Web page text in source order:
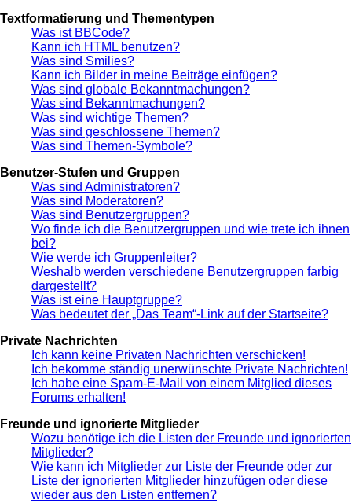
Textformatierung und Thementypen
Was ist BBCode?
Kann ich HTML benutzen?
Was sind Smilies?
Kann ich Bilder in meine Beiträge einfügen?
Was sind globale Bekanntmachungen?
Was sind Bekanntmachungen?
Was sind wichtige Themen?
Was sind geschlossene Themen?
Was sind Themen-Symbole?
Benutzer-Stufen und Gruppen
Was sind Administratoren?
Was sind Moderatoren?
Was sind Benutzergruppen?
Wo finde ich die Benutzergruppen und wie trete ich ihnen
bei?
Wie werde ich Gruppenleiter?
Weshalb werden verschiedene Benutzergruppen farbig
dargestellt?
Was ist eine Hauptgruppe?
Was bedeutet der „Das Team“-Link auf der Startseite?
Private Nachrichten
Ich kann keine Privaten Nachrichten verschicken!
Ich bekomme ständig unerwünschte Private Nachrichten!
Ich habe eine Spam-E-Mail von einem Mitglied dieses
Forums erhalten!
Freunde und ignorierte Mitglieder
Wozu benötige ich die Listen der Freunde und ignorierten
Mitglieder?
Wie kann ich Mitglieder zur Liste der Freunde oder zur
Liste der ignorierten Mitglieder hinzufügen oder diese
wieder aus den Listen entfernen?